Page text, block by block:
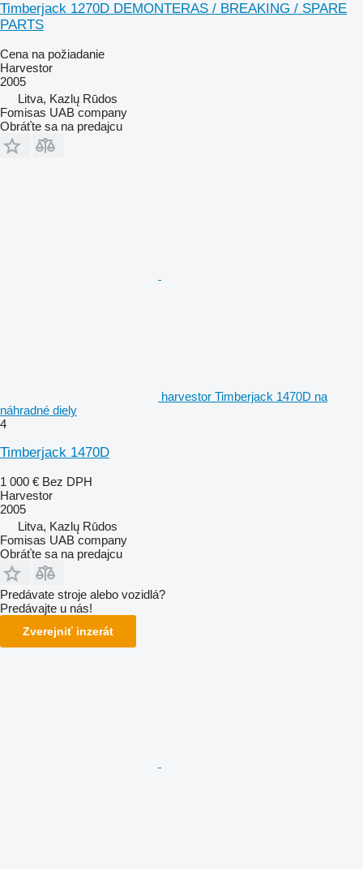
Timberjack 1270D DEMONTERAS / BREAKING / SPARE
PARTS
Cena na požiadanie
Harvestor
2005
Litva, Kazlų Rūdos
Fomisas UAB company
Obráťte sa na predajcu
harvestor Timberjack 1470D na
náhradné diely
4
Timberjack 1470D
1 000 € Bez DPH
Harvestor
2005
Litva, Kazlų Rūdos
Fomisas UAB company
Obráťte sa na predajcu
Predávate stroje alebo vozidlá?
Predávajte u nás!
Zverejniť inzerát